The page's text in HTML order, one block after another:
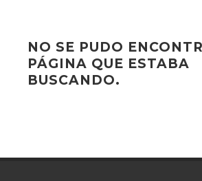
NO SE PUDO
PÁGINA QUE ESTABA
BUSCANDO.